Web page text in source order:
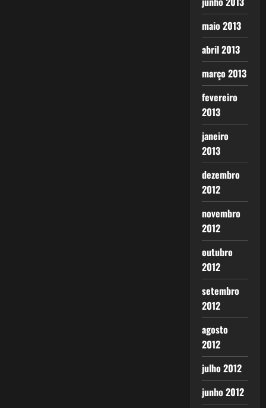
maio 2013
abril 2013
março 2013
fevereiro
2013
janeiro
2013
dezembro
2012
novembro
2012
outubro
2012
setembro
2012
agosto
2012
julho 2012
junho 2012